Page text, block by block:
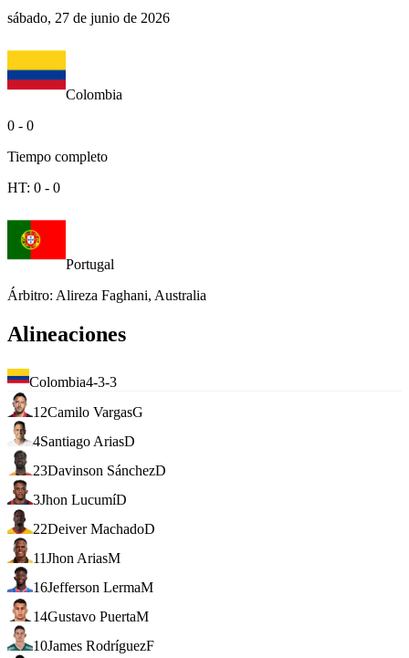
sábado, 27 de junio de 2026
Colombia
0 - 0
Tiempo completo
HT: 0 - 0
Portugal
Árbitro: Alireza Faghani, Australia
Alineaciones
Colombia4-3-3
12Camilo VargasG
4Santiago AriasD
23Davinson SánchezD
3Jhon LucumíD
22Deiver MachadoD
11Jhon AriasM
16Jefferson LermaM
14Gustavo PuertaM
10James RodríguezF